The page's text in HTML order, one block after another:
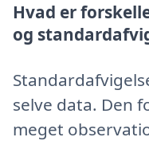
Hvad er
og
selve data. Den
meget